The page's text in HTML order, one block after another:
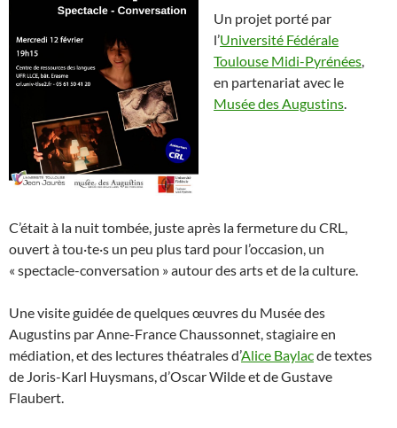
Un projet porté par
l’Université Fédérale
Toulouse Midi-Pyrénées,
en partenariat avec le
Musée des Augustins.
C’était à la nuit tombée, juste après la fermeture du CRL,
ouvert à tou·te·s un peu plus tard pour l’occasion, un
« spectacle-conversation » autour des arts et de la culture.
Une visite guidée de quelques œuvres du Musée des
Augustins par Anne-France Chaussonnet, stagiaire en
médiation, et des lectures théatrales d’Alice Baylacde textes
de Joris-Karl Huysmans, d’Oscar Wilde et de Gustave
Flaubert.